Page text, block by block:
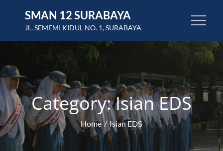
SMAN 12 SURABAYA
JL. SEMEMI KIDUL NO. 1, SURABAYA
Category:Isian EDS
Home Isian EDS